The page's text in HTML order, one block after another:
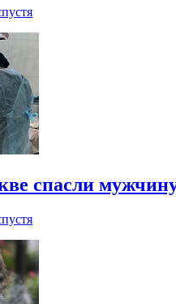
спасли